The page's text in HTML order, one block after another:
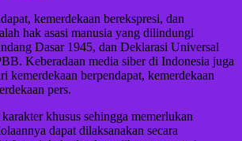
kemerdekaan berekspresi, dan
hak asasi manusia yang dilindungi
Dasar 1945, dan Deklarasi Universal
Keberadaan media siber di Indonesia juga
kemerdekaan berpendapat, kemerdekaan
pers.
khusus sehingga memerlukan
dapat dilaksanakan secara